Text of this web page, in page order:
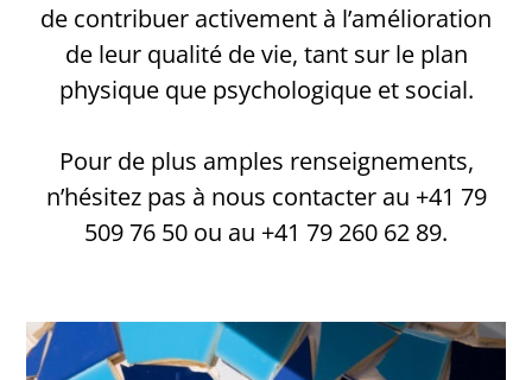
de contribuer activement à l’amélioration
de leur qualité de vie, tant sur le plan
physique que psychologique et social.
Pour de plus amples renseignements,
n’hésitez pas à nous contacter au +41 79
509 76 50 ou au +41 79 260 62 89.